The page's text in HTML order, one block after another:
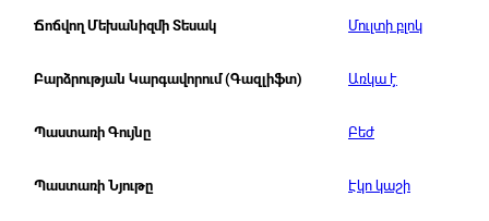
Ճոճվող Մեխանիզմի Տեսակ Մուլտի բլոկ
Բարձրության Կարգավորում (Գազլիֆտ) Առկա է
Պաստառի Գույնը Բեժ
Պաստառի Նյութը Էկո կաշի